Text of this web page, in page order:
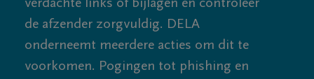
verdachte links of bijlagen en controleer
de afzender zorgvuldig. DELA
onderneemt meerdere acties om dit te
voorkomen. Pogingen tot phishing en